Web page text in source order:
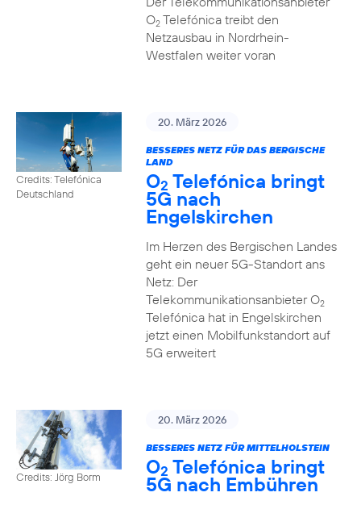
O2Telefónica treibt den
Netzausbau in Nordrhein-
Westfalen weiter voran
Credits: Telefónica
Deutschland
20. März 2026
BESSERES NETZ FÜR DAS BERGISCHE
LAND
O2 Telefónica bringt
5G nach
Engelskirchen
Im Herzen des Bergischen Landes
geht ein neuer 5G-Standort ans
Netz: Der
Telekommunikationsanbieter O2
Telefónica hat in Engelskirchen
jetzt einen Mobilfunkstandort auf
5G erweitert
Credits: Jörg Borm
20. März 2026
BESSERES NETZ FÜR MITTELHOLSTEIN
O2 Telefónica bringt
5G nach Embühren